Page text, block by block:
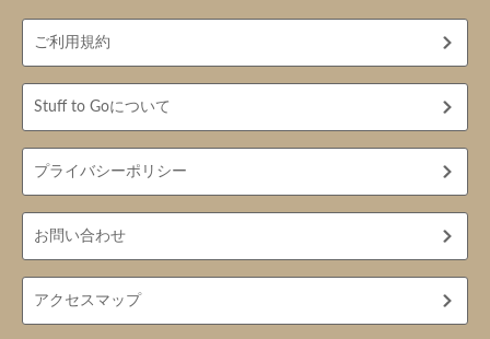
ご利用規約
Stuff to Goについて
プライバシーポリシー
お問い合わせ
アクセスマップ